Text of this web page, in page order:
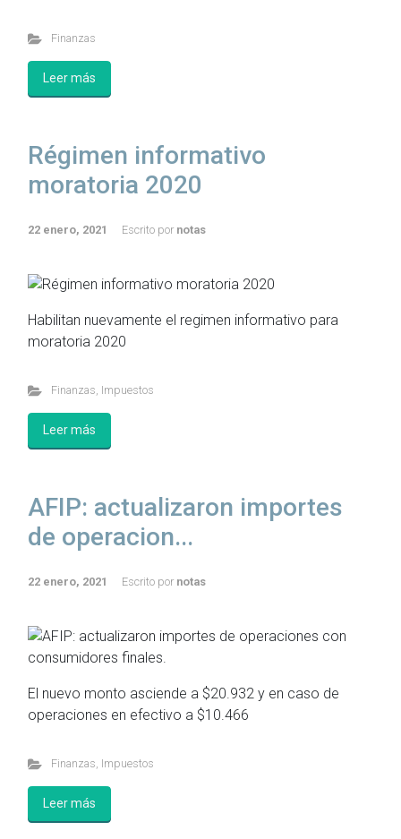
Finanzas
Leer más
Régimen informativo
moratoria 2020
22 enero, 2021 Escrito por notas
Habilitan nuevamente el regimen informativo para
moratoria 2020
Finanzas, Impuestos
Leer más
AFIP: actualizaron importes
de operacion...
22 enero, 2021 Escrito por notas
El nuevo monto asciende a $20.932 y en caso de
operaciones en efectivo a $10.466
Finanzas, Impuestos
Leer más